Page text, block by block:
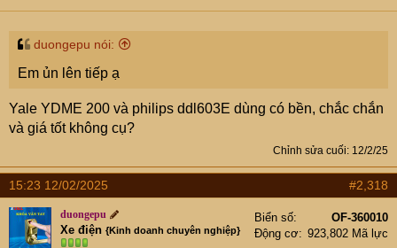
duongepu nói:
Em ủn lên tiếp ạ
Yale YDME 200 và philips ddl603E dùng có bền, chắc chắn
và giá tốt không cụ?
Chỉnh sửa cuối: 12/2/25
15:23 12/02/2025 #2,318
duongepu
Xe điện {Kinh doanh chuyên nghiệp}
Biển số
OF-360010
Động cơ
923,802 Mã lực